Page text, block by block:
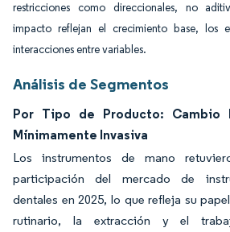
restricciones como direccionales, no
impacto reflejan el crecimiento base, los
interacciones entre variables.
Análisis de Segmentos
Por Tipo de Producto: Cambio
Mínimamente Invasiva
Los instrumentos de mano
participación del mercado de
dentales en 2025, lo que refleja su
rutinario, la extracción y el